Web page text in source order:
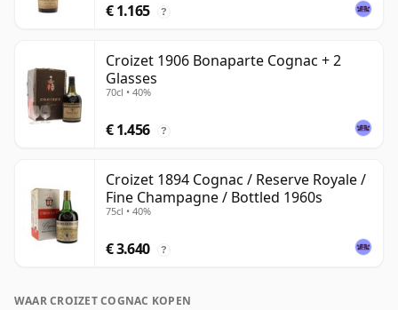
€ 1.165 ?
Croizet 1906 Bonaparte Cognac + 2
Glasses
70cl • 40%
€ 1.456 ?
Croizet 1894 Cognac / Reserve Royale /
Fine Champagne / Bottled 1960s
75cl • 40%
€ 3.640 ?
WAAR CROIZET COGNAC KOPEN